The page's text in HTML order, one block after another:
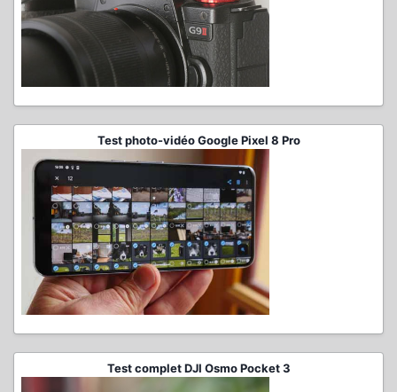
Test photo-vidéo Google Pixel 8 Pro
Test complet DJI Osmo Pocket 3